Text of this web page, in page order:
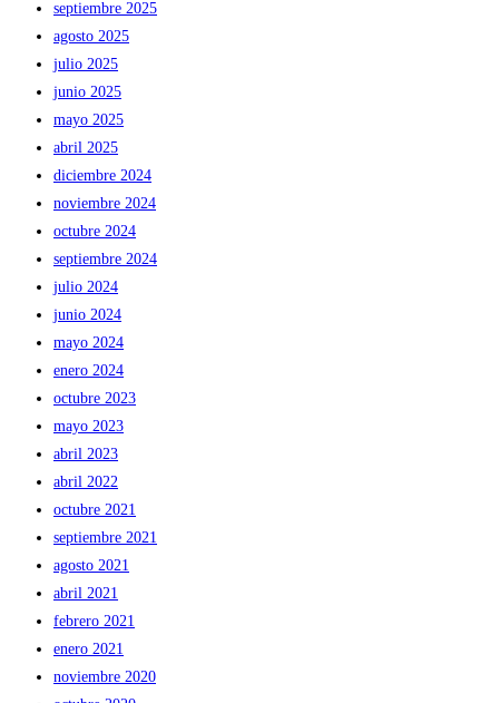
septiembre 2025
agosto 2025
julio 2025
junio 2025
mayo 2025
abril 2025
diciembre 2024
noviembre 2024
octubre 2024
septiembre 2024
julio 2024
junio 2024
mayo 2024
enero 2024
octubre 2023
mayo 2023
abril 2023
abril 2022
octubre 2021
septiembre 2021
agosto 2021
abril 2021
febrero 2021
enero 2021
noviembre 2020